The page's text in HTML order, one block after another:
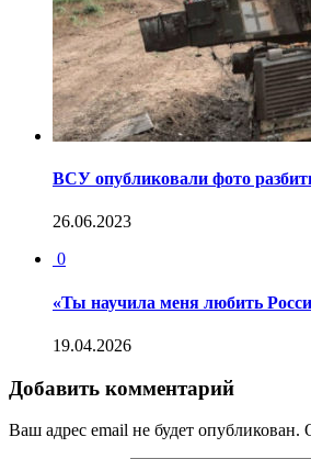
ВСУ опубликовали фото
26.06.2023
0
«Ты научила меня любить
19.04.2026
Добавить комментарий
Ваш адрес email не будет опубликован.